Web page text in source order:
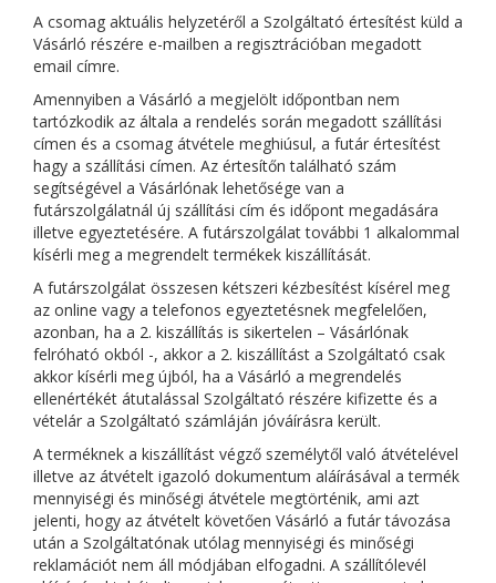
A csomag aktuális helyzetéről a Szolgáltató értesítést küld a
Vásárló részére e-mailben a regisztrációban megadott
email címre.
Amennyiben a Vásárló a megjelölt időpontban nem
tartózkodik az általa a rendelés során megadott szállítási
címen és a csomag átvétele meghiúsul, a futár értesítést
hagy a szállítási címen. Az értesítőn található szám
segítségével a Vásárlónak lehetősége van a
futárszolgálatnál új szállítási cím és időpont megadására
illetve egyeztetésére. A futárszolgálat további 1 alkalommal
kísérli meg a megrendelt termékek kiszállítását.
A futárszolgálat összesen kétszeri kézbesítést kísérel meg
az online vagy a telefonos egyeztetésnek megfelelően,
azonban, ha a 2. kiszállítás is sikertelen – Vásárlónak
felróható okból -, akkor a 2. kiszállítást a Szolgáltató csak
akkor kísérli meg újból, ha a Vásárló a megrendelés
ellenértékét átutalással Szolgáltató részére kifizette és a
vételár a Szolgáltató számláján jóváírásra került.
A terméknek a kiszállítást végző személytől való átvételével
illetve az átvételt igazoló dokumentum aláírásával a termék
mennyiségi és minőségi átvétele megtörténik, ami azt
jelenti, hogy az átvételt követően Vásárló a futár távozása
után a Szolgáltatónak utólag mennyiségi és minőségi
reklamációt nem áll módjában elfogadni. A szállítólevél